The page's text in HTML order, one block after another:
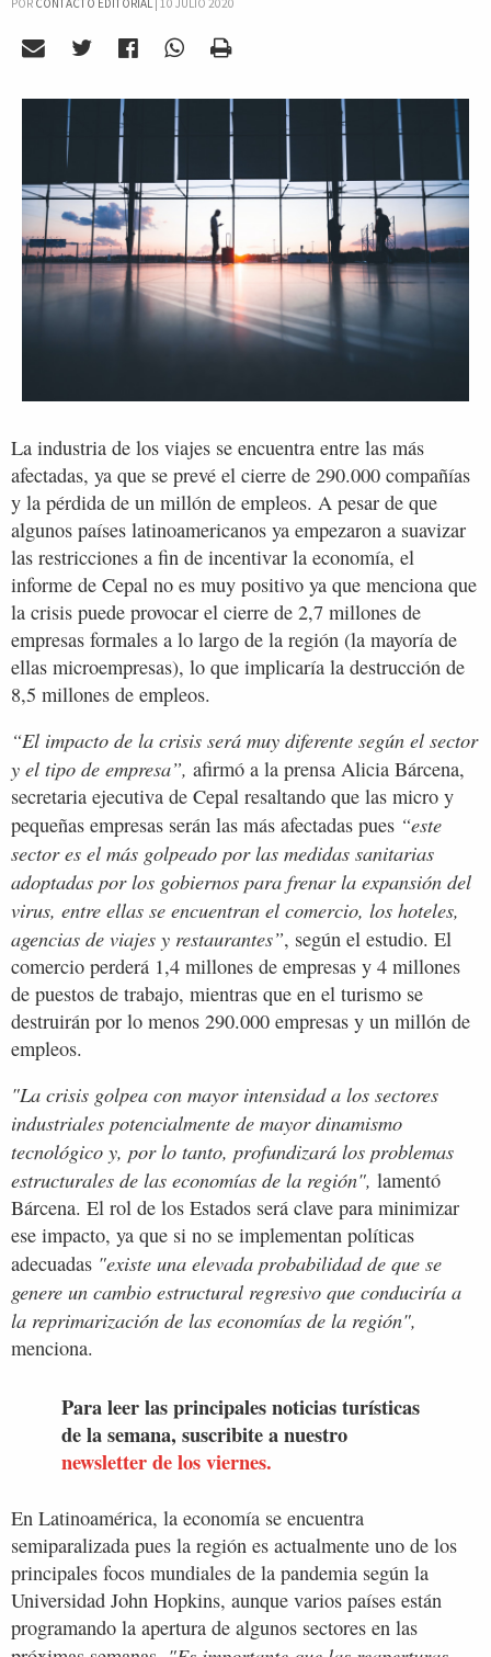
POR CONTACTO EDITORIAL| 10 JULIO 2020
La industria de los viajes se encuentra entre las más
afectadas, ya que se prevé el cierre de 290.000 compañías
y la pérdida de un millón de empleos. A pesar de que
algunos países latinoamericanos ya empezaron a suavizar
las restricciones a fin de incentivar la economía, el
informe de Cepal no es muy positivo ya que menciona que
la crisis puede provocar el cierre de 2,7 millones de
empresas formales a lo largo de la región (la mayoría de
ellas microempresas), lo que implicaría la destrucción de
8,5 millones de empleos.
“El impacto de la crisis será muy diferente según el sector
y el tipo de empresa”, afirmó a la prensa Alicia Bárcena,
secretaria ejecutiva de Cepal resaltando que las micro y
pequeñas empresas serán las más afectadas pues “este
sector es el más golpeado por las medidas sanitarias
adoptadas por los gobiernos para frenar la expansión del
virus, entre ellas se encuentran el comercio, los hoteles,
agencias de viajes y restaurantes”, según el estudio. El
comercio perderá 1,4 millones de empresas y 4 millones
de puestos de trabajo, mientras que en el turismo se
destruirán por lo menos 290.000 empresas y un millón de
empleos.
"La crisis golpea con mayor intensidad a los sectores
industriales potencialmente de mayor dinamismo
tecnológico y, por lo tanto, profundizará los problemas
estructurales de las economías de la región", lamentó
Bárcena. El rol de los Estados será clave para minimizar
ese impacto, ya que si no se implementan políticas
adecuadas "existe una elevada probabilidad de que se
genere un cambio estructural regresivo que conduciría a
la reprimarización de las economías de la región",
menciona.
Para leer las principales noticias turísticas
de la semana, suscribite a nuestro
newsletter de los viernes.
En Latinoamérica, la economía se encuentra
semiparalizada pues la región es actualmente uno de los
principales focos mundiales de la pandemia según la
Universidad John Hopkins, aunque varios países están
programando la apertura de algunos sectores en las